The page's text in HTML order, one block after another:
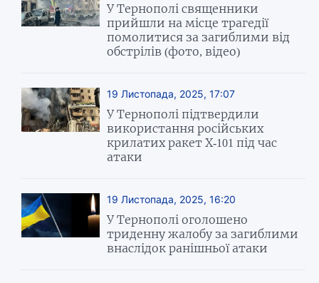
У Тернополі священники
прийшли на місце трагедії
помолитися за загиблими від
обстрілів (фото, відео)
19 Листопада, 2025, 17:07
У Тернополі підтвердили
використання російських
крилатих ракет Х-101 під час
атаки
19 Листопада, 2025, 16:20
У Тернополі оголошено
триденну жалобу за загиблими
внаслідок ранішньої атаки